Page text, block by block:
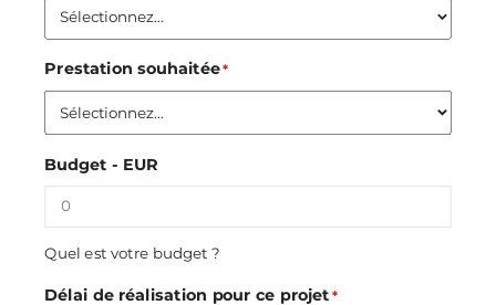
Prestation souhaitée*
Budget - EUR
Quel est votre budget ?
Délai de réalisation pour ce projet *